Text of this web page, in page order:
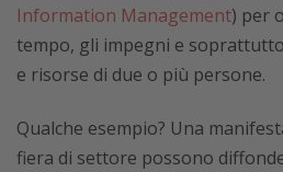
Information Management) per
tempo, gli impegni e
e risorse di due o più persone.
Qualche esempio? Una
fiera di settore possono